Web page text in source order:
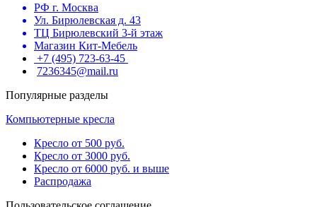
РФ г. Москва
Ул. Бирюлевская д. 43
ТЦ Бирюлевский 3-й этаж
Магазин Кит-Мебель
+7 (495) 723-63-45
7236345@mail.ru
Популярные разделы
Компьютерные кресла
Кресло от 500 руб.
Кресло от 3000 руб.
Кресло от 6000 руб. и выше
Распродажа